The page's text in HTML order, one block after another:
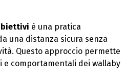
è una pratica
una distanza sicura senza
Questo approccio permette
e comportamentali dei wallaby